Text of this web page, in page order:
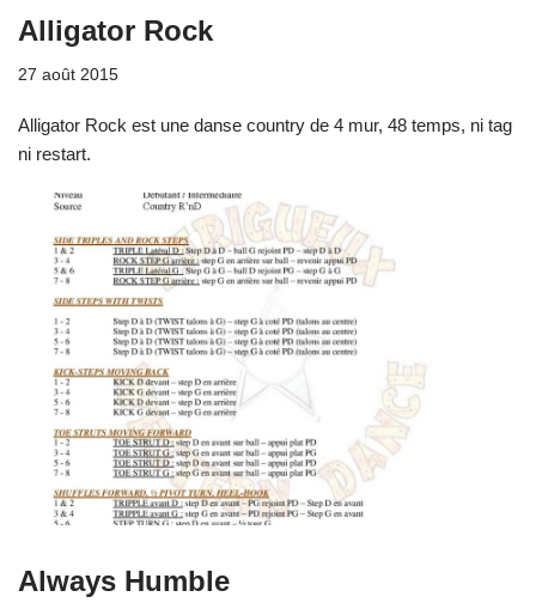
Alligator Rock
27 août 2015
Alligator Rock est une danse country de 4 mur, 48 temps, ni tag
ni restart.
Always Humble